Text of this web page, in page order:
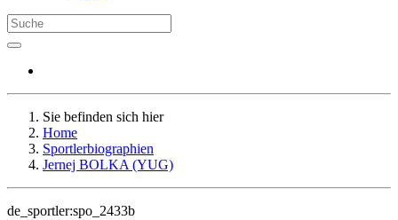
Sie befinden sich hier
Home
Sportlerbiographien
Jernej BOLKA (YUG)
de_sportler:spo_2433b